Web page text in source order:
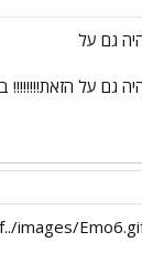
גם על
גם על הזאת!!!!!!!!